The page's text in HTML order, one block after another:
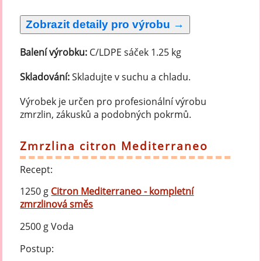
Balení výrobku: C/LDPE sáček 1.25 kg
Skladování:Skladujte v suchu a chladu.
Výrobek je určen pro profesionální výrobu
zmrzlin, zákusků a podobných pokrmů.
Zmrzlina citron Mediterraneo
Recept:
1250 g Citron Mediterraneo - kompletní
zmrzlinová směs
2500 g Voda
Postup: